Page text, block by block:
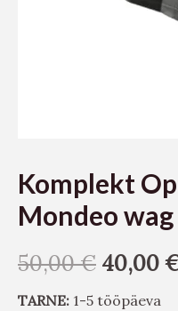
Komplekt
Mondeo wag
50,00€ 40,00
TARNE: 1-5 tööpäeva